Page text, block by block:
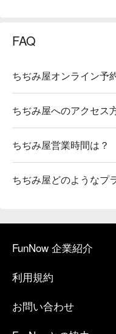
FAQ
ちぢみ屋オンライン予
ちぢみ屋へのアクセス
ちぢみ屋営業時間は？
ちぢみ屋どのようなプ
FunNow 企業紹介
利用規約
お問い合わせ